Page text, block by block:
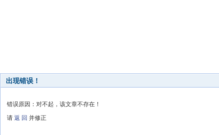
出现错误！
错误原因：对不起，该文章不存在！
请 返 回 并修正